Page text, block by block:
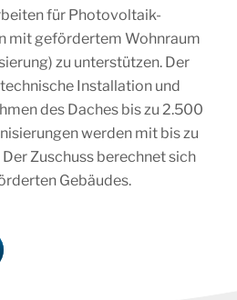
für Photovoltaik-
mit gefördertem Wohnraum
zu unterstützen. Der
Installation und
des Daches bis zu 2.500
werden mit bis zu
Zuschuss berechnet sich
Gebäudes.